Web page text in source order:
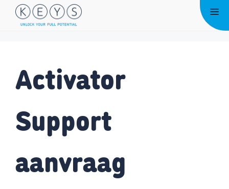
Activator
Support
aanvraag